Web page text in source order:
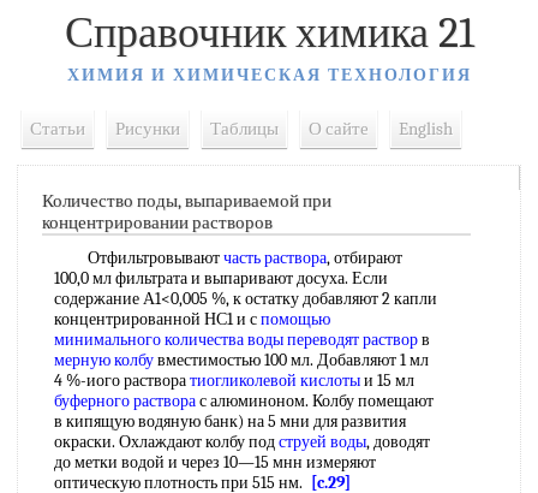
Справочник химика 21
ХИМИЯ И ХИМИЧЕСКАЯ ТЕХНОЛОГИЯ
Статьи Рисунки Таблицы О сайте English
Количество поды, выпариваемой при
концентрировании растворов
Отфильтровываютчасть раствора, отбирают
100,0 мл фильтрата и выпаривают досуха. Если
содержание А1<0,005 %, к остатку добавляют 2 капли
концентрированной НС1 и спомощью
минимальногоколичества водыпереводят растворв
мерную колбувместимостью 100 мл. Добавляют 1 мл
4 %-иого растворатиогликолевой кислотыи 15 мл
буферного растворас алюминоном. Колбу помещают
в кипящую водяную банк) на 5 мни для развития
окраски. Охлаждают колбу подструей воды, доводят
до метки водой и через 10—15 мнн измеряют
оптическую плотность при 515 нм.
[c.29]